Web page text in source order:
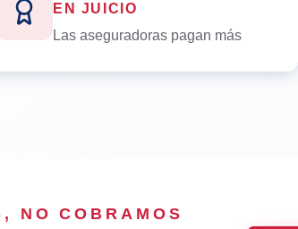
EN JUICIO
Las aseguradoras pagan más
NO COBRAMOS